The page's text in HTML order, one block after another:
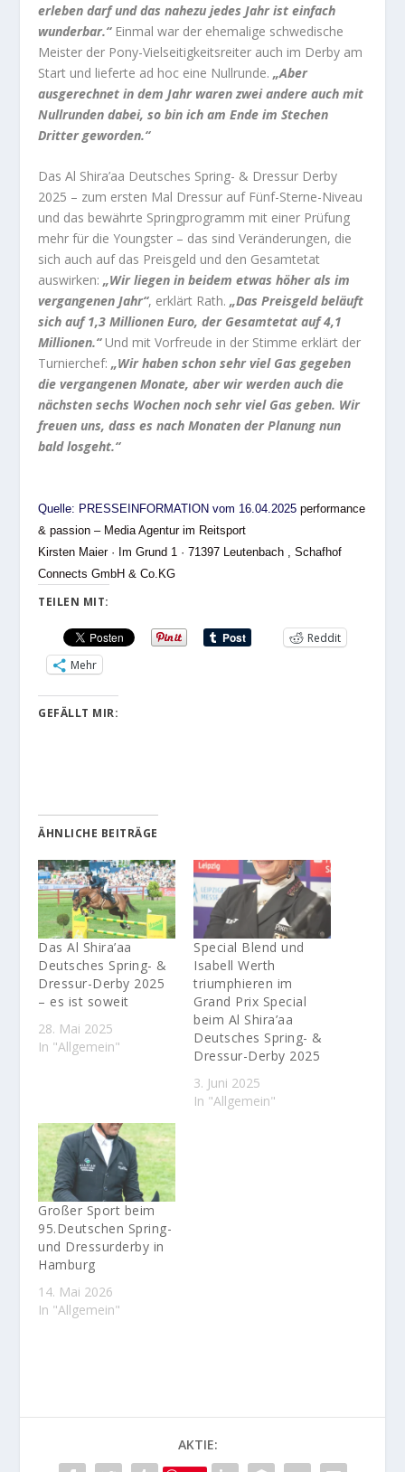
erleben darf und das nahezu jedes Jahr ist einfach
wunderbar.“Einmal war der ehemalige schwedische
Meister der Pony-Vielseitigkeitsreiter auch im Derby am
Start und lieferte ad hoc eine Nullrunde.„Aber
ausgerechnet in dem Jahr waren zwei andere auch mit
Nullrunden dabei, so bin ich am Ende im Stechen
Dritter geworden.“
Das Al Shira’aa Deutsches Spring- & Dressur Derby
2025 – zum ersten Mal Dressur auf Fünf-Sterne-Niveau
und das bewährte Springprogramm mit einer Prüfung
mehr für die Youngster – das sind Veränderungen, die
sich auch auf das Preisgeld und den Gesamtetat
auswirken:„Wir liegen in beidem etwas höher als im
vergangenen Jahr“, erklärt Rath.„Das Preisgeld beläuft
sich auf 1,3 Millionen Euro, der Gesamtetat auf 4,1
Millionen.“Und mit Vorfreude in der Stimme erklärt der
Turnierchef:„Wir haben schon sehr viel Gas gegeben
die vergangenen Monate, aber wir werden auch die
nächsten sechs Wochen noch sehr viel Gas geben. Wir
freuen uns, dass es nach Monaten der Planung nun
bald losgeht.“
Quelle: PRESSEINFORMATION vom 16.04.2025performance
& passion – Media Agentur im Reitsport
Kirsten Maier · Im Grund 1 · 71397 Leutenbach , Schafhof
Connects GmbH & Co.KG
TEILEN MIT:
Reddit
Mehr
GEFÄLLT MIR:
ÄHNLICHE BEITRÄGE
Das Al Shira’aa
Deutsches Spring- &
Dressur-Derby 2025
– es ist soweit
28. Mai 2025
In "Allgemein"
Special Blend und
Isabell Werth
triumphieren im
Grand Prix Special
beim Al Shira’aa
Deutsches Spring- &
Dressur-Derby 2025
3. Juni 2025
In "Allgemein"
Großer Sport beim
95.Deutschen Spring-
und Dressurderby in
Hamburg
14. Mai 2026
In "Allgemein"
AKTIE: